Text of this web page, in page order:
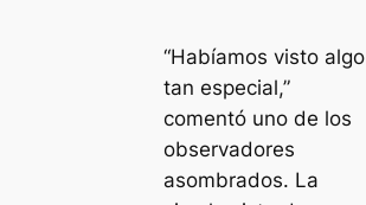
“Habíamos visto algo
tan especial,”
comentó uno de los
observadores
asombrados. La